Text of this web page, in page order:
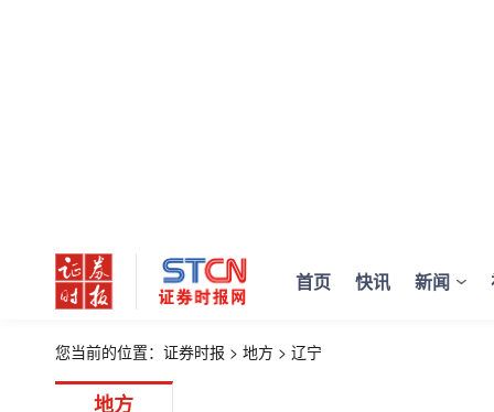
首页 快讯 新闻
您当前的位置： 证券时报 > 地方 > 辽宁
地方